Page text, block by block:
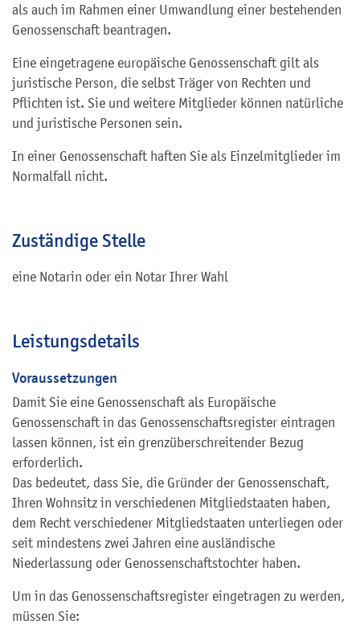
als auch im Rahmen einer Umwandlung einer bestehenden
Genossenschaft beantragen.
Eine eingetragene europäische Genossenschaft gilt als
juristische Person, die selbst Träger von Rechten und
Pflichten ist. Sie und weitere Mitglieder können natürliche
und juristische Personen sein.
In einer Genossenschaft haften Sie als Einzelmitglieder im
Normalfall nicht.
Zuständige Stelle
eine Notarin oder ein Notar Ihrer Wahl
Leistungsdetails
Voraussetzungen
Damit Sie eine Genossenschaft als Europäische
Genossenschaft in das Genossenschaftsregister eintragen
lassen können, ist ein grenzüberschreitender Bezug
erforderlich.
Das bedeutet, dass Sie, die Gründer der Genossenschaft,
Ihren Wohnsitz in verschiedenen Mitgliedstaaten haben,
dem Recht verschiedener Mitgliedstaaten unterliegen oder
seit mindestens zwei Jahren eine ausländische
Niederlassung oder Genossenschaftstochter haben.
Um in das Genossenschaftsregister eingetragen zu werden,
müssen Sie: